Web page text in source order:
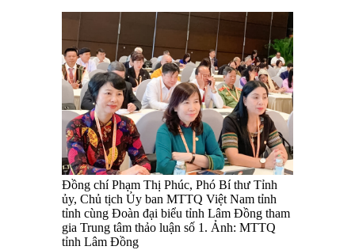
Đồng chí Phạm Thị Phúc, Phó Bí thư Tỉnh
ủy, Chủ tịch Ủy ban MTTQ Việt Nam tỉnh
tỉnh cùng Đoàn đại biểu tỉnh Lâm Đồng tham
gia Trung tâm thảo luận số 1. Ảnh: MTTQ
tỉnh Lâm Đồng